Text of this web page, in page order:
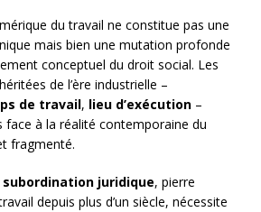
du travail ne constitue pas une
mais bien une mutation profonde
conceptuel du droit social. Les
de l’ère industrielle –
de travail, lieu d’exécution –
à la réalité contemporaine du
fragmenté.
subordination juridique, pierre
depuis plus d’un siècle, nécessite